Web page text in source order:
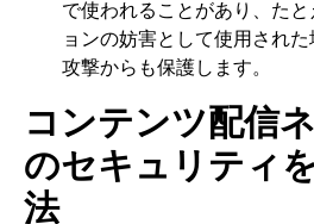
で使われることがあり、た
ョンの妨害として使用され
攻撃からも保護します。
コンテンツ配信
のセキュリティ
法